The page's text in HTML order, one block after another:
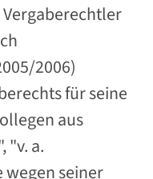
2006)
für seine
aus
"v. a.
seiner